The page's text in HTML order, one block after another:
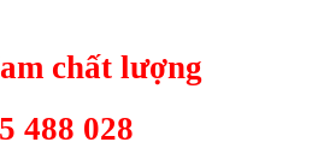
chất lượng
488 028